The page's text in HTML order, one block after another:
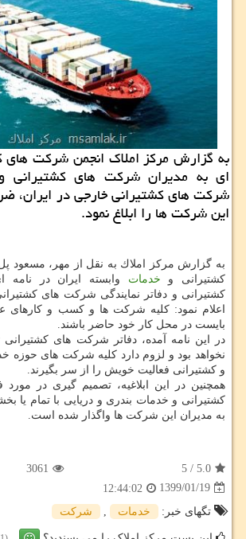
به گزارش مركز املاك انجمن شركت های
ای به مدیران شركت های كشتیرانی و
شركت های كشتیرانی خارجی در ایران،
این شركت ها را ابلاغ نمود.
به گزارش مركز املاك به نقل از مهر، مسعود
كشتیرانی و خدمات وابسته ایران در نامه
كشتیرانی و دفاتر نمایندگی شركت های
اعلام نمود: كلیه شركت ها و كسب و كارهای
بایست در محل كار خود حاضر باشند.
در این نامه آمده، دفاتر شركت های كشتیرانی
نخواهد بود و لزوم دارد كلیه شركت های حوزه
و كشتیرانی فعالیت خویش را از سر بگیرند.
همچنین در این ابلاغیه، تصمیم گیری در
كشتیرانی و خدمات بندری و دریایی با تمام یا
به مدیران این شركت ها واگذار شده است.
5.0
/
5
3061
1399/01/19
12:44:02
تگهای خبر:
خدمات , شركت